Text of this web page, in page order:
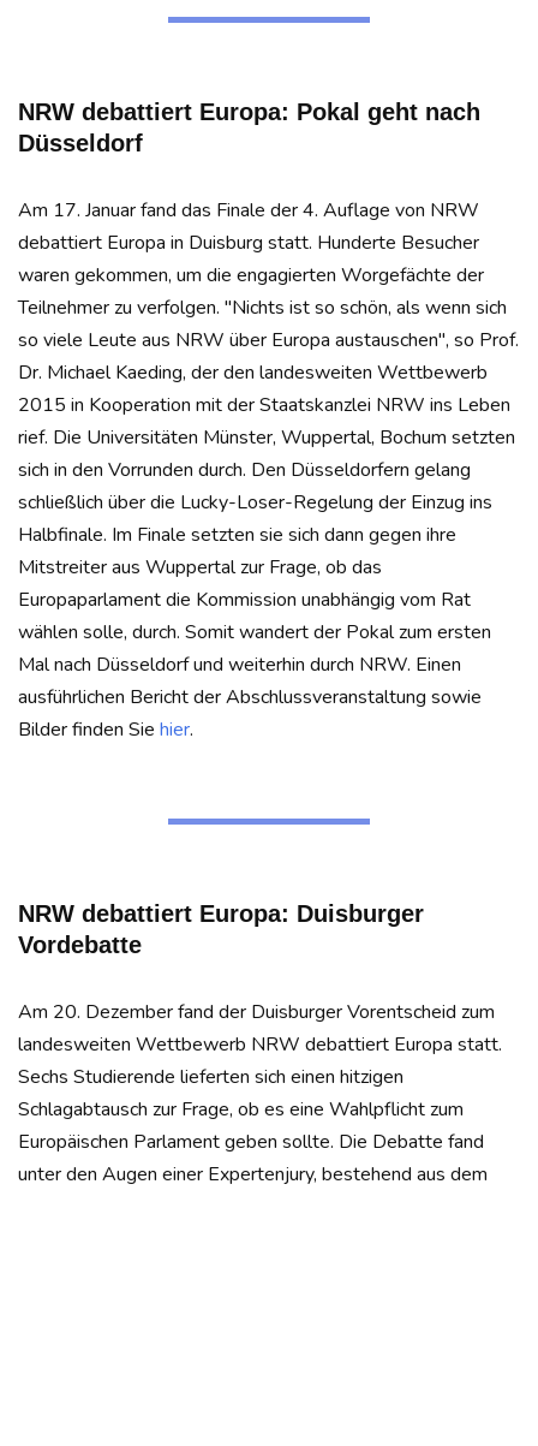
NRW debattiert Europa: Pokal geht nach
Düsseldorf
Am 17. Januar fand das Finale der 4. Auflage von NRW
debattiert Europa in Duisburg statt. Hunderte Besucher
waren gekommen, um die engagierten Worgefächte der
Teilnehmer zu verfolgen. "Nichts ist so schön, als wenn sich
so viele Leute aus NRW über Europa austauschen", so Prof.
Dr. Michael Kaeding, der den landesweiten Wettbewerb
2015 in Kooperation mit der Staatskanzlei NRW ins Leben
rief. Die Universitäten Münster, Wuppertal, Bochum setzten
sich in den Vorrunden durch. Den Düsseldorfern gelang
schließlich über die Lucky-Loser-Regelung der Einzug ins
Halbfinale. Im Finale setzten sie sich dann gegen ihre
Mitstreiter aus Wuppertal zur Frage, ob das
Europaparlament die Kommission unabhängig vom Rat
wählen solle, durch. Somit wandert der Pokal zum ersten
Mal nach Düsseldorf und weiterhin durch NRW. Einen
ausführlichen Bericht der Abschlussveranstaltung sowie
Bilder finden Sie hier.
NRW debattiert Europa: Duisburger
Vordebatte
Am 20. Dezember fand der Duisburger Vorentscheid zum
landesweiten Wettbewerb NRW debattiert Europa statt.
Sechs Studierende lieferten sich einen hitzigen
Schlagabtausch zur Frage, ob es eine Wahlpflicht zum
Europäischen Parlament geben sollte. Die Debatte fand
unter den Augen einer Expertenjury, bestehend aus dem